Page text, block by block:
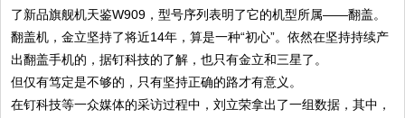
了新品旗舰机天鉴W909，型号序列表明了它的机型所属——翻盖。
翻盖机，金立坚持了将近14年，算是一种“初心”。依然在坚持持续产
出翻盖手机的，据钉科技的了解，也只有金立和三星了。
但仅有笃定是不够的，只有坚持正确的路才有意义。
在钉科技等一众媒体的采访过程中，刘立荣拿出了一组数据，其中，